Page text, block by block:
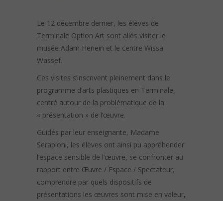
Le 12 décembre dernier, les élèves de
Terminale Option Art sont allés visiter le
musée Adam Henein et le centre Wissa
Wassef.
Ces visites s’inscrivent pleinement dans le
programme d’arts plastiques en Terminale,
centré autour de la problématique de la
« présentation » de l’œuvre.
Guidés par leur enseignante, Madame
Serapioni, les élèves ont ainsi pu appréhender
l’espace sensible de l’œuvre, se confronter au
rapport entre Œuvre / Espace / Spectateur,
comprendre par quels dispositifs de
présentations les œuvres sont mise en valeur,